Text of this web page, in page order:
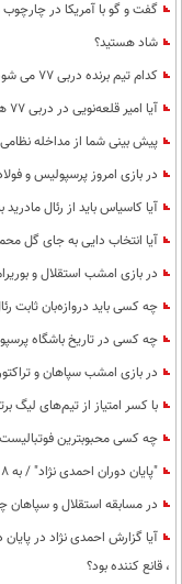
گفت و گو با آمریکا در
شاد هستید؟
کدام تیم برنده دربی 77 می شود؟
آیا امیر قلعه‌نویی در دربی 77 همچنان شکست‌ناپذیر باقی می‌ماند؟
پیش بینی شما از مداخله نظامی
در بازی امروز پرسپولیس و
آیا کاسیاس باید از رئال
آیا انتخاب دایی به جای گل
در بازی امشب استقلال و
چه کسی باید دروازه‌بان ثابت
چه کسی در تاریخ باشگاه
در بازی امشب سپاهان و
با کسر امتیاز از تیم‌های لیگ
چه کسی محبوبترین
"پایان دوران احمدی نژاد" / به 8 سال ریاست جمهوری او چه نمره ای می دهید؟
در مسابقه استقلال و سپاهان
آیا گزارش احمدی نژاد در
، قانع کننده بود؟